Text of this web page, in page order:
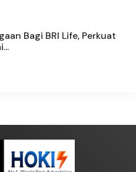
Bagi BRI Life, Perkuat